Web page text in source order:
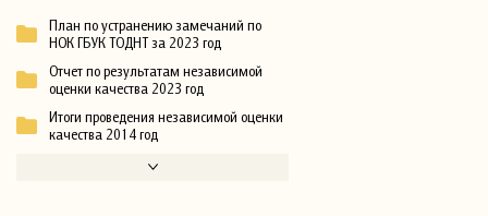
План по устранению замечаний по
НОК ГБУК ТОДНТ за 2023 год
Отчет по результатам независимой
оценки качества 2023 год
Итоги проведения независимой оценки
качества 2014 год